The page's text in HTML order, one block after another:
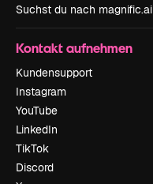
Suchst du nach magnific.ai
Kontakt aufnehmen
Kundensupport
Instagram
YouTube
LinkedIn
TikTok
Discord